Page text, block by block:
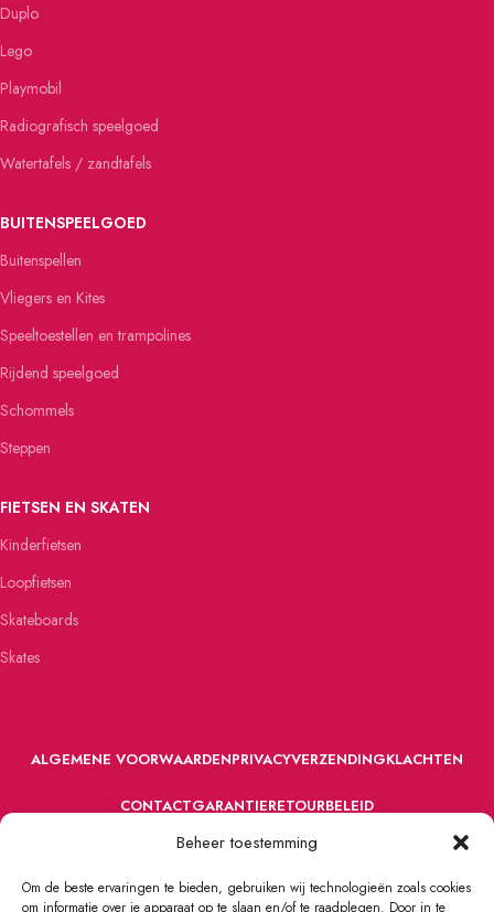
Beheer toestemming
Om de beste ervaringen te bieden, gebruiken wij technologieën zoals cookies
om informatie over je apparaat op te slaan en/of te raadplegen. Door in te
Duplo
Lego
Playmobil
Radiografisch speelgoed
Watertafels / zandtafels
BUITENSPEELGOED
Buitenspellen
Vliegers en Kites
Speeltoestellen en trampolines
Rijdend speelgoed
Schommels
Steppen
FIETSEN EN SKATEN
Kinderfietsen
Loopfietsen
Skateboards
Skates
ALGEMENE VOORWAARDENPRIVACYVERZENDINGKLACHTEN
CONTACTGARANTIERETOURBELEID